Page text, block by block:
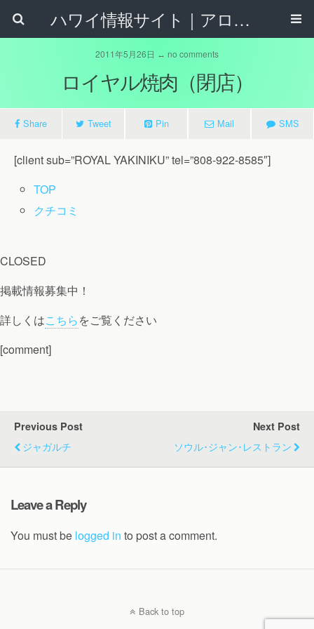
ハワイ情報サイト｜アロハタウンネット
2011年5月26日 ↔ no comments
ロイヤル焼肉（閉店）
Share Tweet Pin Mail SMS
[client sub=”ROYAL YAKINIKU” tel=”808-922-8585″]
TOP
クチコミ
CLOSED
掲載情報募集中！
詳しくはこちらをご覧ください
[comment]
Previous Post
ジャガルチ
Next Post
ソウル･ジャン･レストラン
Leave a Reply
You must be logged in to post a comment.
Back to top